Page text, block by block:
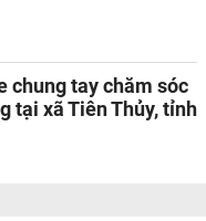
chung tay chăm sóc
tại xã Tiên Thủy, tỉnh